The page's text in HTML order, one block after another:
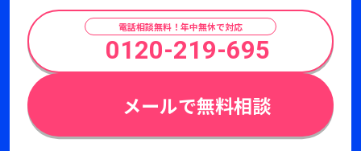
電話相談無料！年中無休で対応
0120-219-695
メールで無料相談